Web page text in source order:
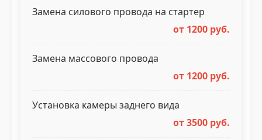
Замена силового провода на стартер
от 1200 руб.
Замена массового провода
от 1200 руб.
Установка камеры заднего вида
от 3500 руб.